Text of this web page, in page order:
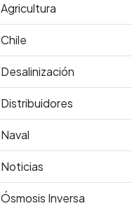
Agricultura
Chile
Desalinización
Distribuidores
Naval
Noticias
Ósmosis Inversa